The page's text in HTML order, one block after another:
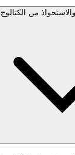
من الكتالوج